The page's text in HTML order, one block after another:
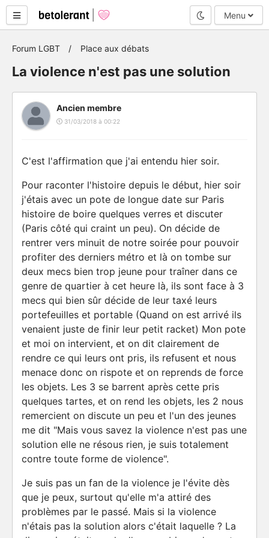
Mode nuit
Menu
Forum LGBT Place aux débats
La violence n'est pas une solution
Ancien membre
31/03/2018 à 00:22
C'est l'affirmation que j'ai entendu hier soir.
Pour raconter l'histoire depuis le début, hier soir
j'étais avec un pote de longue date sur Paris
histoire de boire quelques verres et discuter
(Paris côté qui craint un peu). On décide de
rentrer vers minuit de notre soirée pour pouvoir
profiter des derniers métro et là on tombe sur
deux mecs bien trop jeune pour traîner dans ce
genre de quartier à cet heure là, ils sont face à 3
mecs qui bien sûr décide de leur taxé leurs
portefeuilles et portable (Quand on est arrivé ils
venaient juste de finir leur petit racket) Mon pote
et moi on intervient, et on dit clairement de
rendre ce qui leurs ont pris, ils refusent et nous
menace donc on rispote et on reprends de force
les objets. Les 3 se barrent après cette pris
quelques tartes, et on rend les objets, les 2 nous
remercient on discute un peu et l'un des jeunes
me dit "Mais vous savez la violence n'est pas une
solution elle ne résous rien, je suis totalement
contre toute forme de violence".
Je suis pas un fan de la violence je l'évite dès
que je peux, surtout qu'elle m'a attiré des
problèmes par le passé. Mais si la violence
n'étais pas la solution alors c'était laquelle ? La